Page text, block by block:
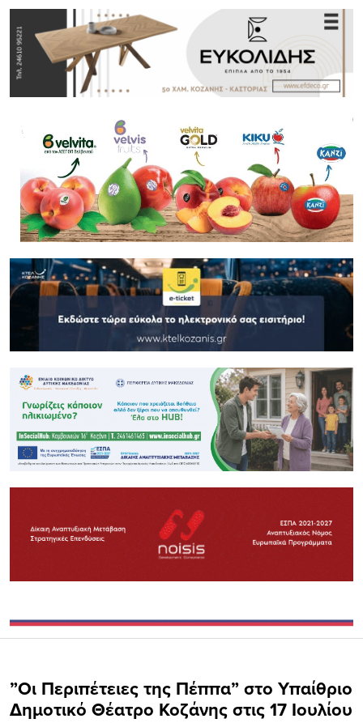
”Οι Περιπέτειες της Πέππα” στο Υπαίθριο
Δημοτικό Θέατρο Κοζάνης στις 17 Ιουλίου